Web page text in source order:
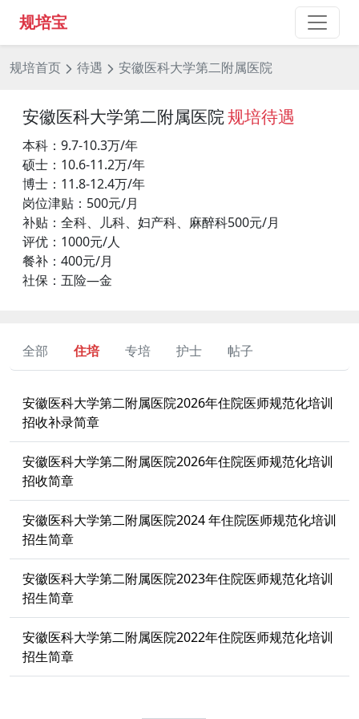
规培宝
规培首页 待遇 安徽医科大学第二附属医院
安徽医科大学第二附属医院规培待遇
本科：9.7-10.3万/年
硕士：10.6-11.2万/年
博士：11.8-12.4万/年
岗位津贴：500元/月
补贴：全科、儿科、妇产科、麻醉科500元/月
评优：1000元/人
餐补：400元/月
社保：五险—金
全部 住培 专培 护士 帖子
安徽医科大学第二附属医院2026年住院医师规范化培训
招收补录简章
安徽医科大学第二附属医院2026年住院医师规范化培训
招收简章
安徽医科大学第二附属医院2024 年住院医师规范化培训
招生简章
安徽医科大学第二附属医院2023年住院医师规范化培训
招生简章
安徽医科大学第二附属医院2022年住院医师规范化培训
招生简章